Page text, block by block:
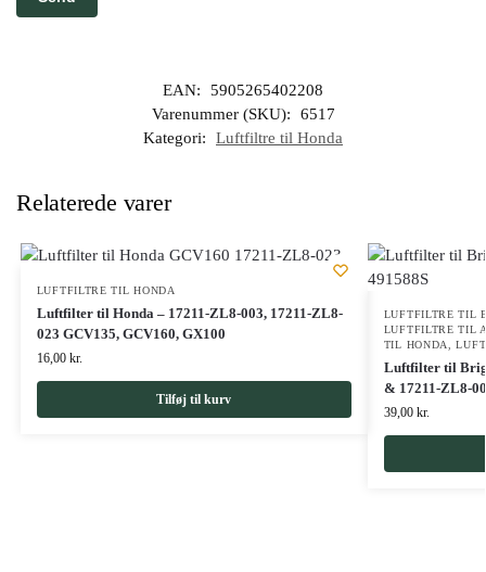
EAN:
5905265402208
Varenummer (SKU):
6517
Kategori:
Luftfiltre til Honda
Relaterede varer
LUFTFILTRE TIL HONDA
Luftfilter til Honda – 17211-ZL8-003, 17211-ZL8-
023 GCV135, GCV160, GX100
16,00 kr.
Tilføj til kurv
LUFTFILTRE TIL
LUFTFILTRE TIL
TIL HONDA
,
Luftfilter til
& 17211-ZL8-
39,00 kr.